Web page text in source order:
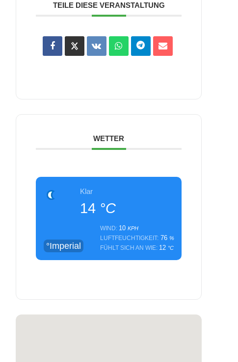
TEILE DIESE VERANSTALTUNG
WETTER
Klar
14 °C
°Imperial
WIND: 10 KPH
LUFTFEUCHTIGKEIT: 76 %
FÜHLT SICH AN WIE: 12 °C